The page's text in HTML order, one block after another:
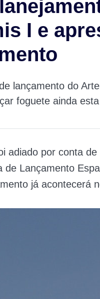
I e
lançamento do
foguete ainda
adiado por conta
Lançamento
já acontecerá